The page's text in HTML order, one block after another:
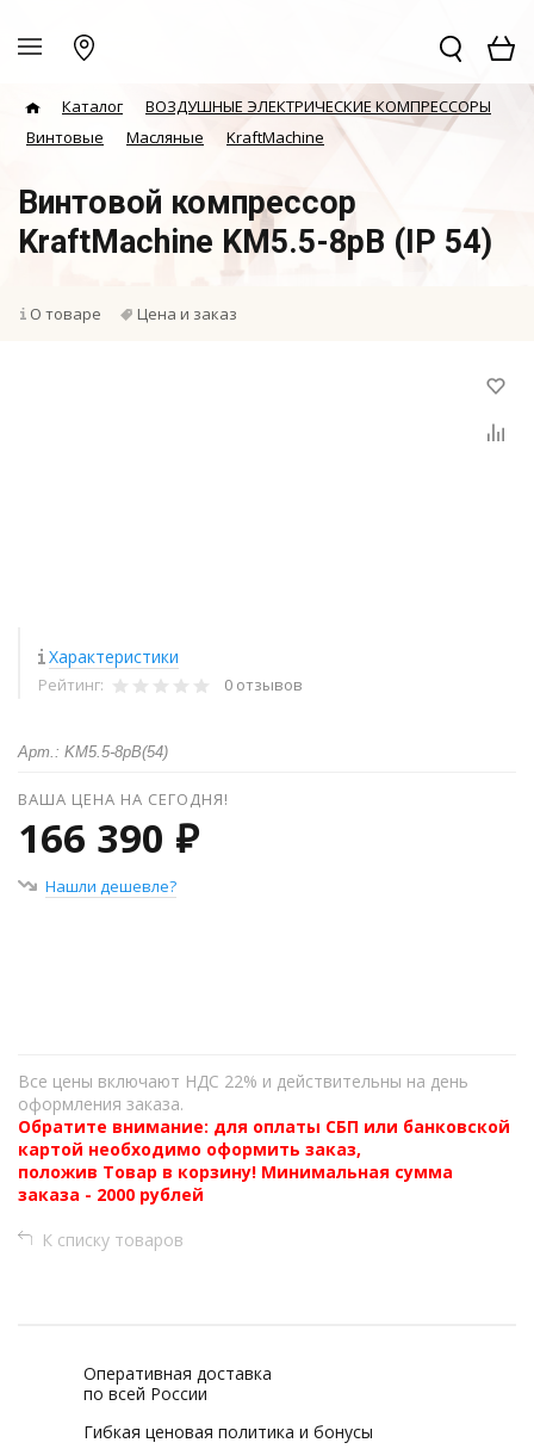
Каталог
ВОЗДУШНЫЕ ЭЛЕКТРИЧЕСКИЕ КОМПРЕССОРЫ
Винтовые
Масляные KraftMachine
Винтовой компрессор
KraftMachine KM5.5-8рВ (IP 54)
О товаре Цена и заказ
Характеристики
Рейтинг: 0 отзывов
Арт.: KM5.5-8рВ(54)
ВАША ЦЕНА НА СЕГОДНЯ!
166 390 ₽
Нашли дешевле?
Все цены включают НДС 22% и действительны на день
оформления заказа.
Обратите внимание: для оплаты СБП или банковской
картой необходимо оформить заказ,
положив Товар в корзину! Минимальная сумма
заказа - 2000 рублей
К списку товаров
Оперативная доставка
по всей России
Гибкая ценовая политика и бонусы